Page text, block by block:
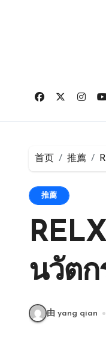
首页 推薦
推薦
นวัต
由 yang qian